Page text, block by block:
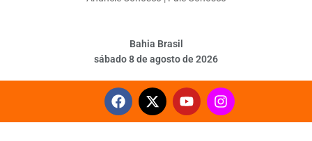
Bahia Brasil
sábado 8 de agosto de 2026